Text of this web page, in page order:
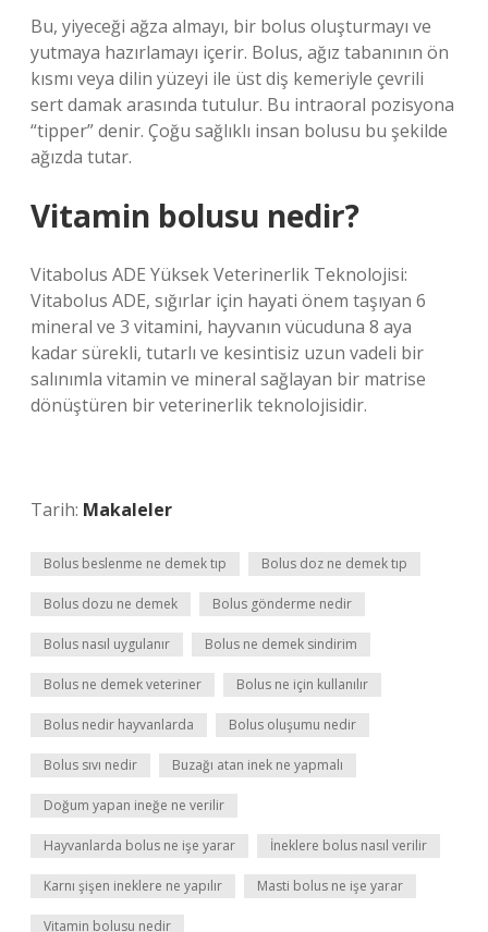
Bu, yiyeceği ağza almayı, bir bolus oluşturmayı ve
yutmaya hazırlamayı içerir. Bolus, ağız tabanının ön
kısmı veya dilin yüzeyi ile üst diş kemeriyle çevrili
sert damak arasında tutulur. Bu intraoral pozisyona
“tipper” denir. Çoğu sağlıklı insan bolusu bu şekilde
ağızda tutar.
Vitamin bolusu nedir?
Vitabolus ADE Yüksek Veterinerlik Teknolojisi:
Vitabolus ADE, sığırlar için hayati önem taşıyan 6
mineral ve 3 vitamini, hayvanın vücuduna 8 aya
kadar sürekli, tutarlı ve kesintisiz uzun vadeli bir
salınımla vitamin ve mineral sağlayan bir matrise
dönüştüren bir veterinerlik teknolojisidir.
Tarih: Makaleler
Bolus beslenme ne demek tıp Bolus doz ne demek tıp
Bolus dozu ne demek Bolus gönderme nedir
Bolus nasıl uygulanır Bolus ne demek sindirim
Bolus ne demek veteriner Bolus ne için kullanılır
Bolus nedir hayvanlarda Bolus oluşumu nedir
Bolus sıvı nedir Buzağı atan inek ne yapmalı
Doğum yapan ineğe ne verilir
Hayvanlarda bolus ne işe yarar İneklere bolus nasıl verilir
Karnı şişen ineklere ne yapılır Masti bolus ne işe yarar
Vitamin bolusu nedir